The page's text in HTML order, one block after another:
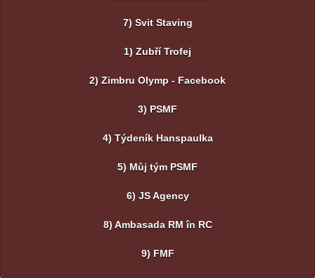
7) Svit Staving
1) Zubří Trofej
2) Zimbru Olymp - Facebook
3) PSMF
4) Týdeník Hanspaulka
5) Můj tým PSMF
6) JS Agency
8) Ambasada RM în RC
9) FMF